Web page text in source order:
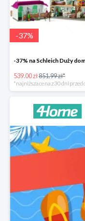
-37%
539.00 zł851.99 zł*